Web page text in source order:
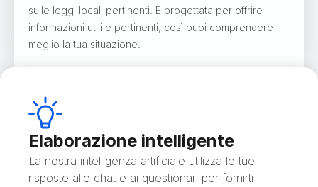
sulle leggi locali pertinenti. È progettata per offrire
informazioni utili e pertinenti, così puoi comprendere
meglio la tua situazione.
Elaborazione intelligente
La nostra intelligenza artificiale utilizza le tue
risposte alle chat e ai questionari per fornirti